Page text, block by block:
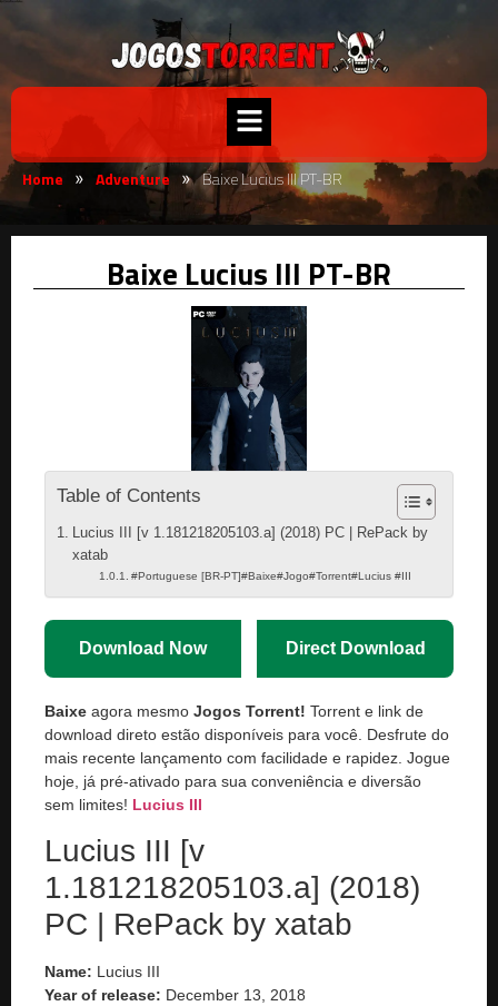
Home » Adventure » Baixe Lucius III PT-BR
Baixe Lucius III PT-BR
Table of Contents
Lucius III [v 1.181218205103.a] (2018) PC | RePack by
xatab
#Portuguese [BR-PT]#Baixe#Jogo#Torrent#Lucius #III
Download Now Direct Download
Baixe agora mesmo Jogos Torrent! Torrent e link de
download direto estão disponíveis para você. Desfrute do
mais recente lançamento com facilidade e rapidez. Jogue
hoje, já pré-ativado para sua conveniência e diversão
sem limites! Lucius III
Lucius III [v
1.181218205103.a] (2018)
PC | RePack by xatab
Name: Lucius III
Year of release: December 13, 2018